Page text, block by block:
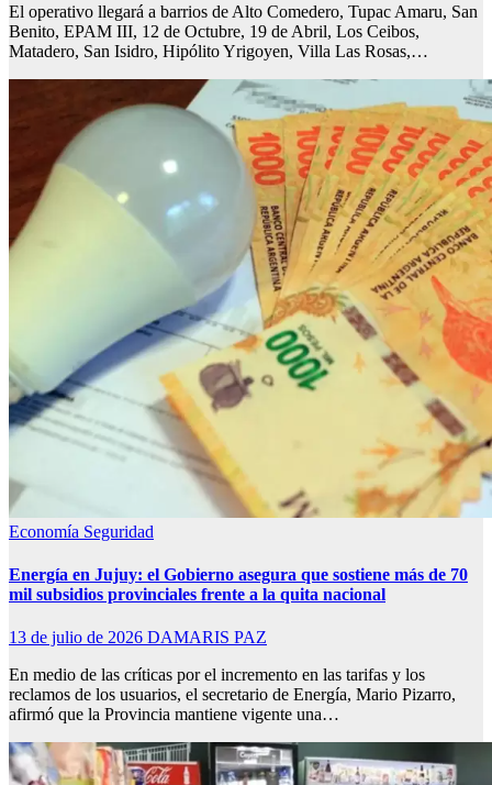
El operativo llegará a barrios de Alto Comedero, Tupac Amaru, San
Benito, EPAM III, 12 de Octubre, 19 de Abril, Los Ceibos,
Matadero, San Isidro, Hipólito Yrigoyen, Villa Las Rosas,…
Economía Seguridad
Energía en Jujuy: el Gobierno asegura que sostiene más de 70
mil subsidios provinciales frente a la quita nacional
13 de julio de 2026 DAMARIS PAZ
En medio de las críticas por el incremento en las tarifas y los
reclamos de los usuarios, el secretario de Energía, Mario Pizarro,
afirmó que la Provincia mantiene vigente una…